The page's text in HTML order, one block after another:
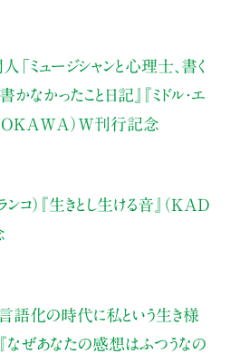
「ミュージシャンと心理士、書く
なかったこと日記』『ミドル・エ
）W刊行記念
コ）
『生きとし生ける音』（KAD
言語化の時代に私という生き様
『なぜあなたの感想はふつうなの